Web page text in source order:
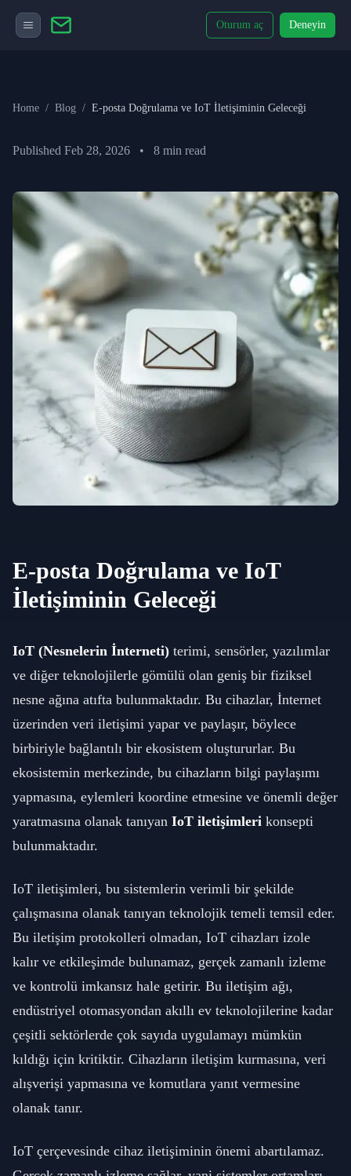
Oturum aç Deneyin
Home / Blog / E-posta Doğrulama ve IoT İletişiminin Geleceği
Published Feb 28, 2026 • 8 min read
E-posta Doğrulama ve IoT
İletişiminin Geleceği
IoT (Nesnelerin İnterneti) terimi, sensörler, yazılımlar
ve diğer teknolojilerle gömülü olan geniş bir fiziksel
nesne ağına atıfta bulunmaktadır. Bu cihazlar, İnternet
üzerinden veri iletişimi yapar ve paylaşır, böylece
birbiriyle bağlantılı bir ekosistem oluştururlar. Bu
ekosistemin merkezinde, bu cihazların bilgi paylaşımı
yapmasına, eylemleri koordine etmesine ve önemli değer
yaratmasına olanak tanıyan IoT iletişimleri konsepti
bulunmaktadır.
IoT iletişimleri, bu sistemlerin verimli bir şekilde
çalışmasına olanak tanıyan teknolojik temeli temsil eder.
Bu iletişim protokolleri olmadan, IoT cihazları izole
kalır ve etkileşimde bulunamaz, gerçek zamanlı izleme
ve kontrolü imkansız hale getirir. Bu iletişim ağı,
endüstriyel otomasyondan akıllı ev teknolojilerine kadar
çeşitli sektörlerde çok sayıda uygulamayı mümkün
kıldığı için kritiktir. Cihazların iletişim kurmasına, veri
alışverişi yapmasına ve komutlara yanıt vermesine
olanak tanır.
IoT çerçevesinde cihaz iletişiminin önemi abartılamaz.